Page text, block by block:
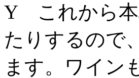
Y これから本
たりするので
ます。ワイン